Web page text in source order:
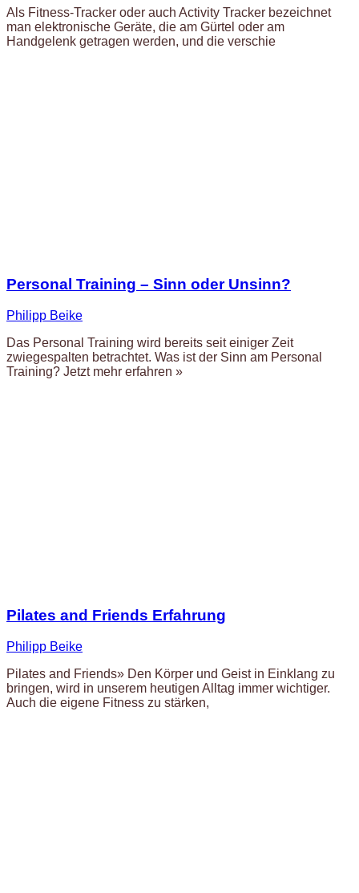
Als Fitness-Tracker oder auch Activity Tracker bezeichnet
man elektronische Geräte, die am Gürtel oder am
Handgelenk getragen werden, und die verschie
Personal Training – Sinn oder Unsinn?
Philipp Beike
Das Personal Training wird bereits seit einiger Zeit
zwiegespalten betrachtet. Was ist der Sinn am Personal
Training? Jetzt mehr erfahren »
Pilates and Friends Erfahrung
Philipp Beike
Pilates and Friends» Den Körper und Geist in Einklang zu
bringen, wird in unserem heutigen Alltag immer wichtiger.
Auch die eigene Fitness zu stärken,